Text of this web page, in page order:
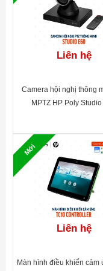
o HD (1920 x
o WSXGA+
o SXGA (1280 x
o HD (1280 x
o XGA (1024 x
o SVGA (800 x
Độ phân giải
o UHD (3840 x
Liên hệ
Camera hội nghị thông
MPTZ HP Poly
Mới
Liên hệ
Màn hình điều khiển cảm